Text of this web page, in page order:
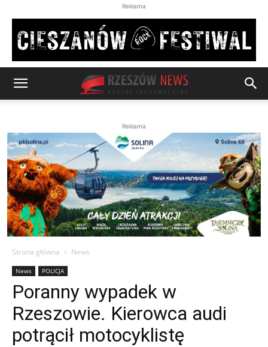
Reklama
Reklama
Strona główna News
News POLICJA
Poranny wypadek w
Rzeszowie. Kierowca audi
potrącił motocyklistę